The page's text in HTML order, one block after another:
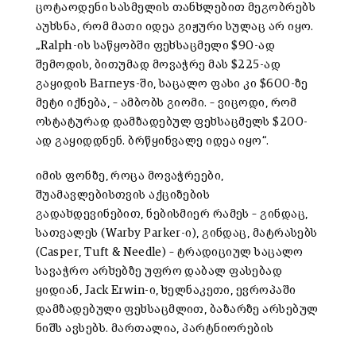
ცოტაოდენი სასმელის თანხლებით მეგობრებს
აუხსნა, რომ მათი იდეა გიჟური სულაც არ იყო.
„Ralph-ის საწყობში ფეხსაცმელი $90-ად
შემოდის, ბითუმად მოვაჭრე მას $225-ად
გაყიდის Barneys-ში, საცალო ფასი კი $600-ზე
მეტი იქნება, – ამბობს გიომი. – ვიცოდი, რომ
ოსტატურად დამზადებულ ფეხსაცმელს $200-
ად გაყიდდნენ. ბრწყინვალე იდეა იყო“.
იმის ფონზე, როცა მოვაჭრეები,
შუამავლებისთვის აქციზების
გადახდევინებით, ნებისმიერ რამეს – გინდაც,
სათვალეს (Warby Parker-ი), გინდაც, მატრასებს
(Casper, Tuft & Needle) – ტრადიციულ საცალო
სავაჭრო არხებზე უფრო დაბალ ფასებად
ყიდიან, Jack Erwin-ი, ხელნაკეთი, ევროპაში
დამზადებული ფეხსაცმლით, ბაზარზე არსებულ
ნიშს ავსებს. მართალია, პარტნიორების